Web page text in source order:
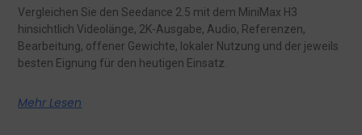
Vergleichen Sie den Seedance 2.5 mit dem MiniMax H3
hinsichtlich Videolänge, 2K-Ausgabe, Audio, Referenzen,
Bearbeitung, offener Gewichte, lokaler Nutzung und der jeweils
besten Eignung für den heutigen Einsatz.
Mehr Lesen